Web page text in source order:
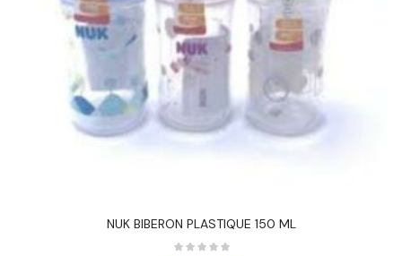
NUK BIBERON PLASTIQUE 150 ML